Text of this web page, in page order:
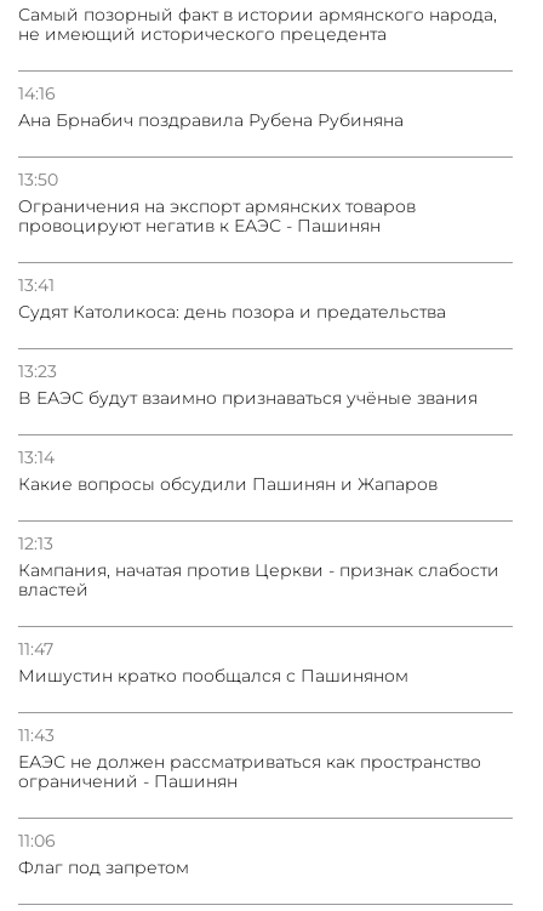
Самый позорный факт в истории армянского народа,
не имеющий исторического прецедента
14:16
Ана Брнабич поздравила Рубена Рубиняна
13:50
Oграничения на экспорт армянских товаров
провоцируют негатив к ЕАЭС - Пашинян
13:41
Судят Католикоса: день позора и предательства
13:23
В ЕАЭС будут взаимно признаваться учёные звания
13:14
Какие вопросы обсудили Пашинян и Жапаров
12:13
Кампания, начатая против Церкви - признак слабости
властей
11:47
Мишустин кратко пообщался с Пашиняном
11:43
ЕАЭС не должен рассматриваться как пространство
ограничений - Пашинян
11:06
Флаг под запретом